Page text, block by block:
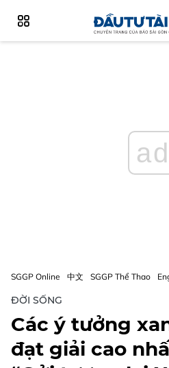
ad
SGGP Online 中文 SGGP Thể Thao
ĐỜI SỐNG
Các ý tưởng
đạt giải cao